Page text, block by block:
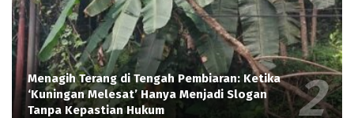
Menagih Terang di Tengah Pembiaran: Ketika
‘Kuningan Melesat’ Hanya Menjadi Slogan
Tanpa Kepastian Hukum